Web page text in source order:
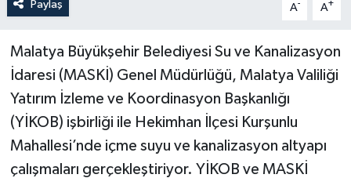
Paylaş A- A+
Malatya Büyükşehir Belediyesi Su ve Kanalizasyon
İdaresi (MASKİ) Genel Müdürlüğü, Malatya Valiliği
Yatırım İzleme ve Koordinasyon Başkanlığı
(YİKOB) işbirliği ile Hekimhan İlçesi Kurşunlu
Mahallesi’nde içme suyu ve kanalizasyon altyapı
çalışmaları gerçekleştiriyor. YİKOB ve MASKİ